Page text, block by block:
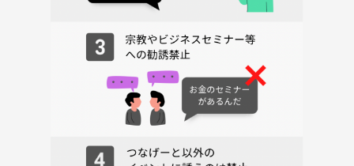
んか？あなたの新しい体験、ここで始まります。お気軽にご参加くださ